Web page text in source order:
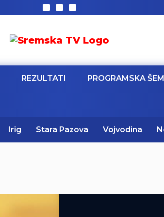
REZULTATI PROGRAMSKA
Irig Stara Pazova Vojvodina